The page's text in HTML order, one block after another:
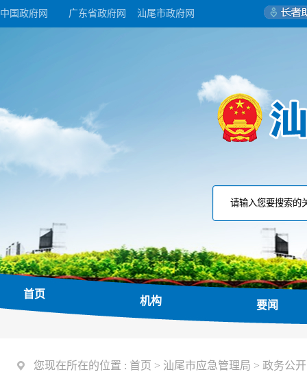
中国政府网 广东省政府网 汕尾市政府网
首页
机构 要闻
您现在所在的位置 : 首页 > 汕尾市应急管理局 > 政务公开